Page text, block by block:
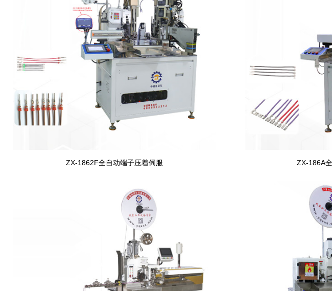
ZX-1862F全自动端子压着伺服 ZX-186A